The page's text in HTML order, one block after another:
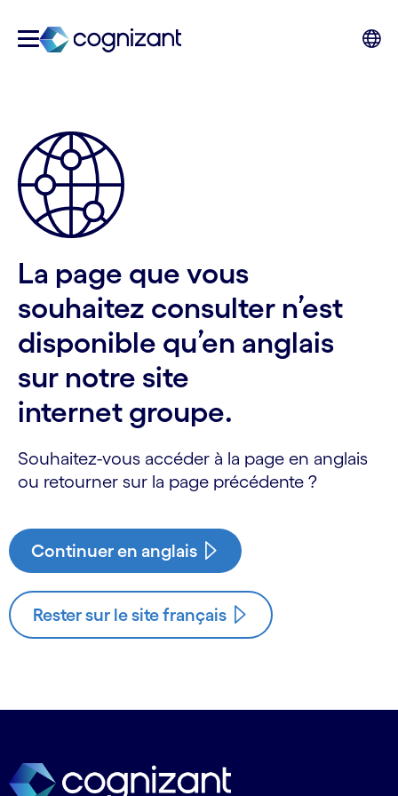
La page que vous
souhaitez consulter n’est
disponible qu’en anglais
sur notre site
internet groupe.
Souhaitez-vous accéder à la page en anglais
ou retourner sur la page précédente ?
Continuer en anglais
Rester sur le site français